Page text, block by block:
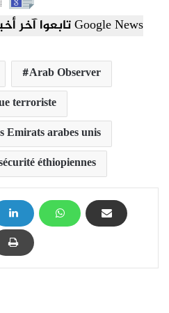
تابعوا آخر أخبار الأوبزرفر العربي عبر Google News
Arab Observer
terroriste
Emirats arabes unis
éthiopiennes